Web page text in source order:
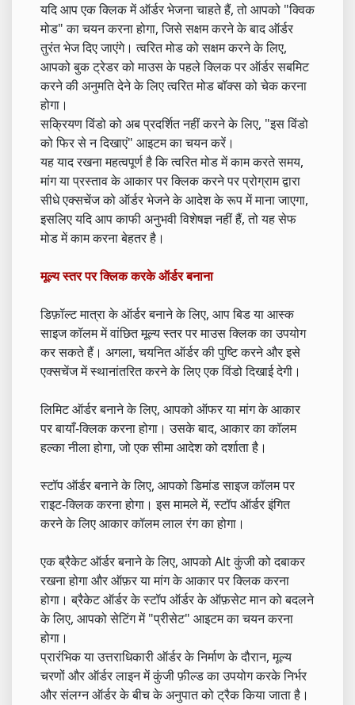
यदि आप एक क्लिक में ऑर्डर भेजना चाहते हैं, तो आपको "क्विक
मोड" का चयन करना होगा, जिसे सक्षम करने के बाद ऑर्डर
तुरंत भेज दिए जाएंगे। त्वरित मोड को सक्षम करने के लिए,
आपको बुक ट्रेडर को माउस के पहले क्लिक पर ऑर्डर सबमिट
करने की अनुमति देने के लिए त्वरित मोड बॉक्स को चेक करना
होगा।
सक्रियण विंडो को अब प्रदर्शित नहीं करने के लिए, "इस विंडो
को फिर से न दिखाएं" आइटम का चयन करें।
यह याद रखना महत्वपूर्ण है कि त्वरित मोड में काम करते समय,
मांग या प्रस्ताव के आकार पर क्लिक करने पर प्रोग्राम द्वारा
सीधे एक्सचेंज को ऑर्डर भेजने के आदेश के रूप में माना जाएगा,
इसलिए यदि आप काफी अनुभवी विशेषज्ञ नहीं हैं, तो यह सेफ
मोड में काम करना बेहतर है।
मूल्य स्तर पर क्लिक करके ऑर्डर बनाना
डिफ़ॉल्ट मात्रा के ऑर्डर बनाने के लिए, आप बिड या आस्क
साइज कॉलम में वांछित मूल्य स्तर पर माउस क्लिक का उपयोग
कर सकते हैं। अगला, चयनित ऑर्डर की पुष्टि करने और इसे
एक्सचेंज में स्थानांतरित करने के लिए एक विंडो दिखाई देगी।
लिमिट ऑर्डर बनाने के लिए, आपको ऑफर या मांग के आकार
पर बायाँ-क्लिक करना होगा। उसके बाद, आकार का कॉलम
हल्का नीला होगा, जो एक सीमा आदेश को दर्शाता है।
स्टॉप ऑर्डर बनाने के लिए, आपको डिमांड साइज कॉलम पर
राइट-क्लिक करना होगा। इस मामले में, स्टॉप ऑर्डर इंगित
करने के लिए आकार कॉलम लाल रंग का होगा।
एक ब्रैकेट ऑर्डर बनाने के लिए, आपको Alt कुंजी को दबाकर
रखना होगा और ऑफ़र या मांग के आकार पर क्लिक करना
होगा। ब्रैकेट ऑर्डर के स्टॉप ऑर्डर के ऑफ़सेट मान को बदलने
के लिए, आपको सेटिंग में "प्रीसेट" आइटम का चयन करना
होगा।
प्रारंभिक या उत्तराधिकारी ऑर्डर के निर्माण के दौरान, मूल्य
चरणों और ऑर्डर लाइन में कुंजी फ़ील्ड का उपयोग करके निर्भर
और संलग्न ऑर्डर के बीच के अनुपात को ट्रैक किया जाता है।